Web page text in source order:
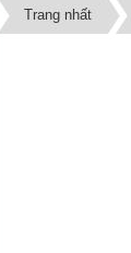
Trang nhất